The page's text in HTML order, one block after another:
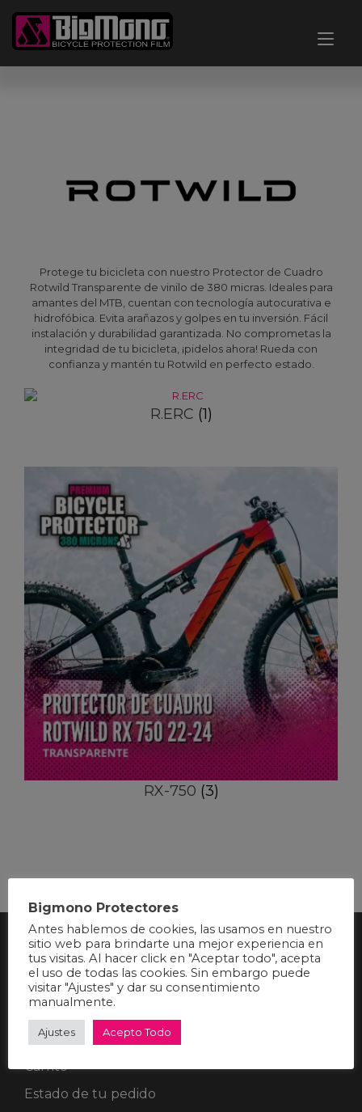
contenido
Protege tu bicicleta con nuestro Protector de Cuadro
Rotwild Transparente de vinilo de 380 micras. Ideales para
amantes del MTB, cuentan con tecnología autocurativa e
hidrofóbica. Evita arañazos y golpes en tu inversión. Fácil
instalación y durabilidad garantizada. No comprometas la
integridad de tu bicicleta, ¡pidelos ahora! Rueda con
confianza y mantén tu Rotwild en perfecto estado.
R.ERC (1)
RX-750 (3)
Area Clientes
Mi Cuenta
Carrito
Estado de tu pedido
Bigmono Protectores
Antes hablemos de cookies, las usamos en nuestro
sitio web para brindarte una mejor experiencia en
tus visitas. Al hacer click en "Aceptar todo", acepta
el uso de todas las cookies. Sin embargo puede
visitar "Ajustes" y dar su consentimiento
manualmente.
Ajustes Acepto Todo